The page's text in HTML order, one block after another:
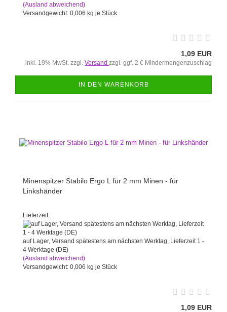
(Ausland abweichend)
Versandgewicht: 0,006 kg je Stück
1,09 EUR
inkl. 19% MwSt. zzgl. Versand zzgl. ggf. 2 € Mindermengenzuschlag
IN DEN WARENKORB
Minenspitzer Stabilo Ergo L für 2 mm Minen - für
Linkshänder
Lieferzeit:
auf Lager, Versand spätestens am nächsten Werktag, Lieferzeit 1 -
4 Werktage (DE)
(Ausland abweichend)
Versandgewicht: 0,006 kg je Stück
1,09 EUR